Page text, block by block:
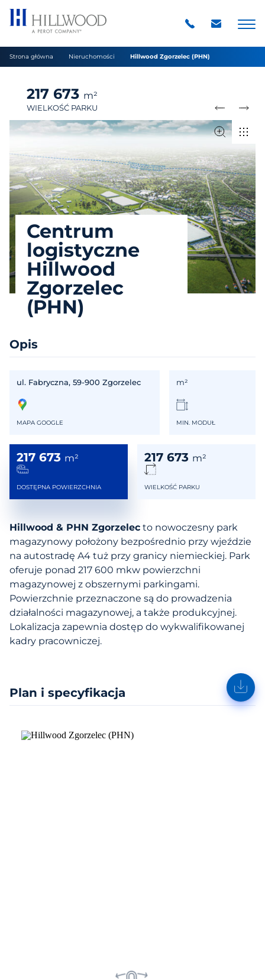
Strona główna Nieruchomości Hillwood Zgorzelec (PHN)
Centrum
logistyczne
Hillwood
Zgorzelec
(PHN)
217 673 m²
WIELKOŚĆ PARKU
Opis
ul. Fabryczna, 59-900 Zgorzelec
MAPA GOOGLE
m²
MIN. MODUŁ
217 673 m²
DOSTĘPNA POWIERZCHNIA
217 673 m²
WIELKOŚĆ PARKU
Hillwood & PHN Zgorzelec to nowoczesny park
magazynowy położony bezpośrednio przy wjeździe
na autostradę A4 tuż przy granicy niemieckiej. Park
oferuje ponad 217 600 mkw powierzchni
magazynowej z obszernymi parkingami.
Powierzchnie przeznaczone są do prowadzenia
działalności magazynowej, a także produkcyjnej.
Lokalizacja zapewnia dostęp do wykwalifikowanej
kadry pracowniczej.
Plan i specyfikacja